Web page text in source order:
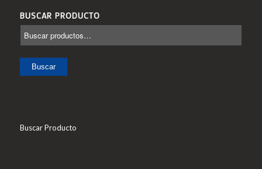
BUSCAR PRODUCTO
Buscar
Buscar Producto